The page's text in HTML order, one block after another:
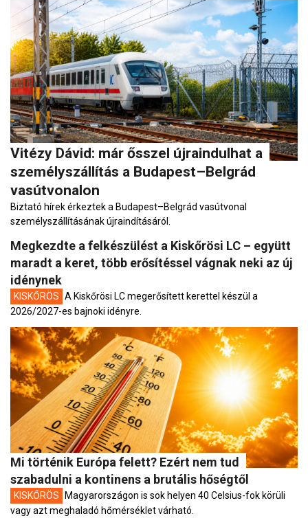
Vitézy Dávid: már ősszel újraindulhat a
személyszállítás a Budapest–Belgrád
vasútvonalon
Biztató hírek érkeztek a Budapest–Belgrád vasútvonal
személyszállításának újraindításáról.
Megkezdte a felkészülést a Kiskőrösi LC – együtt
maradt a keret, több erősítéssel vágnak neki az új
idénynek
KISKŐRÖS A Kiskőrösi LC megerősített kerettel készül a
2026/2027-es bajnoki idényre.
Mi történik Európa felett? Ezért nem tud
szabadulni a kontinens a brutális hőségtől
KISKŐRÖS
Magyarországon is sok helyen 40 Celsius-fok körüli
vagy azt meghaladó hőmérséklet várható.